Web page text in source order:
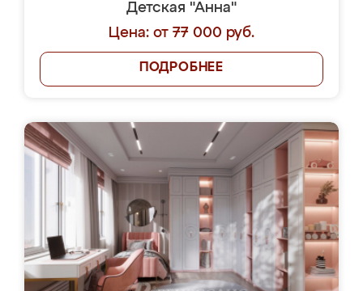
Детская "Анна"
Цена: от 77 000 руб.
ПОДРОБНЕЕ